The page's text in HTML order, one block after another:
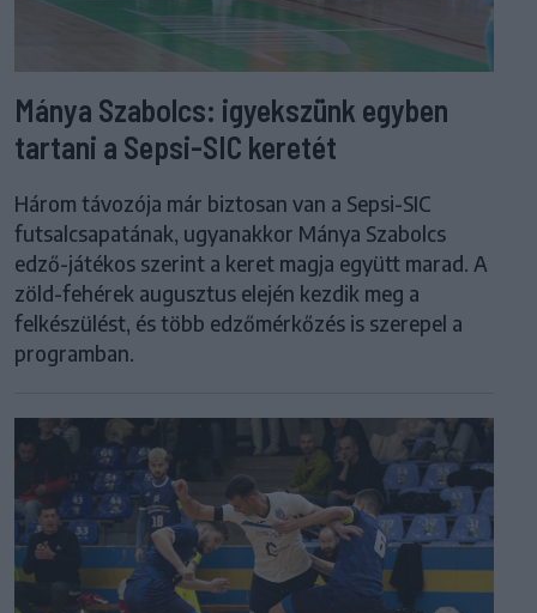
Mánya Szabolcs: igyekszünk egyben
tartani a Sepsi-SIC keretét
Három távozója már biztosan van a Sepsi-SIC
futsalcsapatának, ugyanakkor Mánya Szabolcs
edző-játékos szerint a keret magja együtt marad. A
zöld-fehérek augusztus elején kezdik meg a
felkészülést, és több edzőmérkőzés is szerepel a
programban.